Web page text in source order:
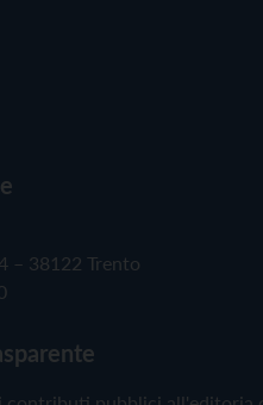
– 38122 Trento